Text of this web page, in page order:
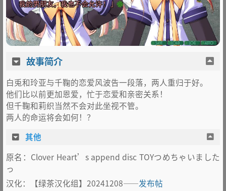
故事简介
白兎和玲亚与千鞠的恋爱风波告一段落，两人重归于好。
他们比以前更加恩爱，忙于恋爱和亲密关系！
但千鞠和莉织当然不会对此坐视不管。
两人的命运将会如何！？
其他
原名：Clover Heart’s append disc TOYつめちゃいました
っ
汉化：【绿茶汉化组】20241208——发布帖